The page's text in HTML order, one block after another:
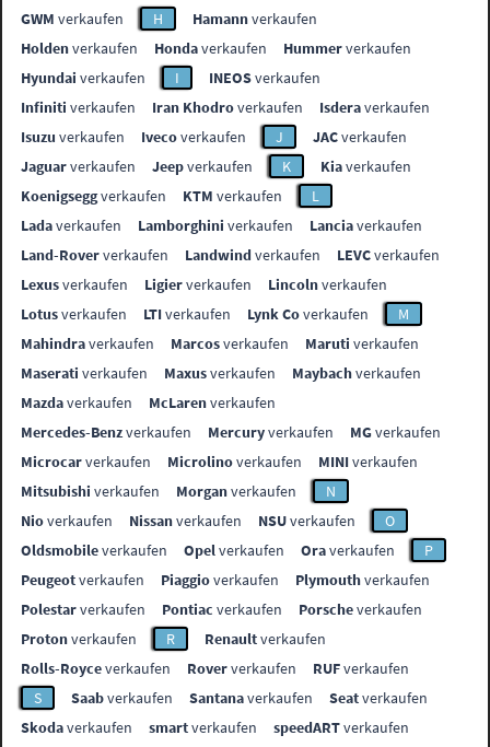
GWM verkaufen H Hamannverkaufen
Holdenverkaufen Hondaverkaufen Hummerverkaufen
Hyundai verkaufen I INEOSverkaufen
Infiniti verkaufen Iran Khodroverkaufen Isderaverkaufen
Isuzu verkaufen Ivecoverkaufen J JACverkaufen
Jaguarverkaufen Jeepverkaufen K Kiaverkaufen
Koenigseggverkaufen KTM verkaufen
L
Ladaverkaufen Lamborghini verkaufen Lanciaverkaufen
Land-Roververkaufen Landwindverkaufen LEVCverkaufen
Lexusverkaufen Ligierverkaufen Lincolnverkaufen
Lotusverkaufen LTIverkaufen Lynk Coverkaufen
M
Mahindraverkaufen Marcosverkaufen Maruti verkaufen
Maserati verkaufen Maxusverkaufen Maybachverkaufen
Mazdaverkaufen McLarenverkaufen
Mercedes-Benzverkaufen Mercuryverkaufen MGverkaufen
Microcarverkaufen Microlinoverkaufen MINIverkaufen
Mitsubishi verkaufen Morganverkaufen
N
Nioverkaufen Nissanverkaufen NSUverkaufen
O
Oldsmobileverkaufen Opelverkaufen Oraverkaufen
P
Peugeotverkaufen Piaggioverkaufen Plymouthverkaufen
Polestarverkaufen Pontiac verkaufen Porscheverkaufen
Protonverkaufen R Renaultverkaufen
Rolls-Royceverkaufen Roververkaufen RUFverkaufen
S
Saabverkaufen Santanaverkaufen Seatverkaufen
Skodaverkaufen smartverkaufen speedARTverkaufen